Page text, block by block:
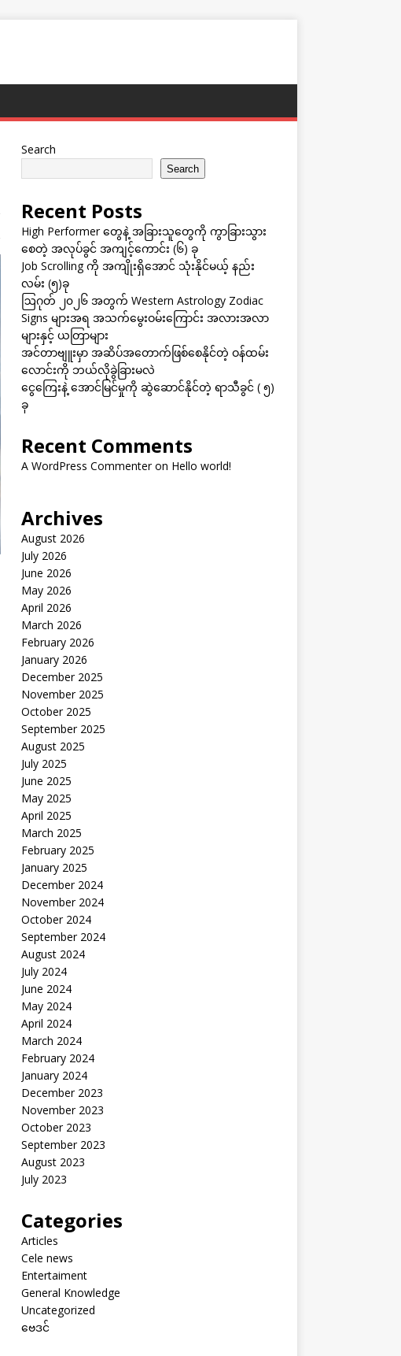
Search
Search
Recent Posts
High Performer တွေနဲ့ အခြားသူတွေကို ကွာခြားသွား
စေတဲ့ အလုပ်ခွင် အကျင့်ကောင်း (၆) ခု
Job Scrolling ကို အကျိုးရှိအောင် သုံးနိုင်မယ့် နည်း
လမ်း (၅)ခု
ဩဂုတ် ၂၀၂၆ အတွက် Western Astrology Zodiac
Signs များအရ အသက်မွေးဝမ်းကြောင်း အလားအလာ
များနှင့် ယတြာများ
အင်တာဗျူးမှာ အဆိပ်အတောက်ဖြစ်စေနိုင်တဲ့ ဝန်ထမ်း
လောင်းကို ဘယ်လိုခွဲခြားမလဲ
ငွေကြေးနဲ့ အောင်မြင်မှုကို ဆွဲဆောင်နိုင်တဲ့ ရာသီခွင် ( ၅)
ခု
Recent Comments
A WordPress Commenteron Hello world!
Archives
August 2026
July 2026
June 2026
May 2026
April 2026
March 2026
February 2026
January 2026
December 2025
November 2025
October 2025
September 2025
August 2025
July 2025
June 2025
May 2025
April 2025
March 2025
February 2025
January 2025
December 2024
November 2024
October 2024
September 2024
August 2024
July 2024
June 2024
May 2024
April 2024
March 2024
February 2024
January 2024
December 2023
November 2023
October 2023
September 2023
August 2023
July 2023
Categories
Articles
Cele news
Entertaiment
General Knowledge
Uncategorized
ဗေဒင်